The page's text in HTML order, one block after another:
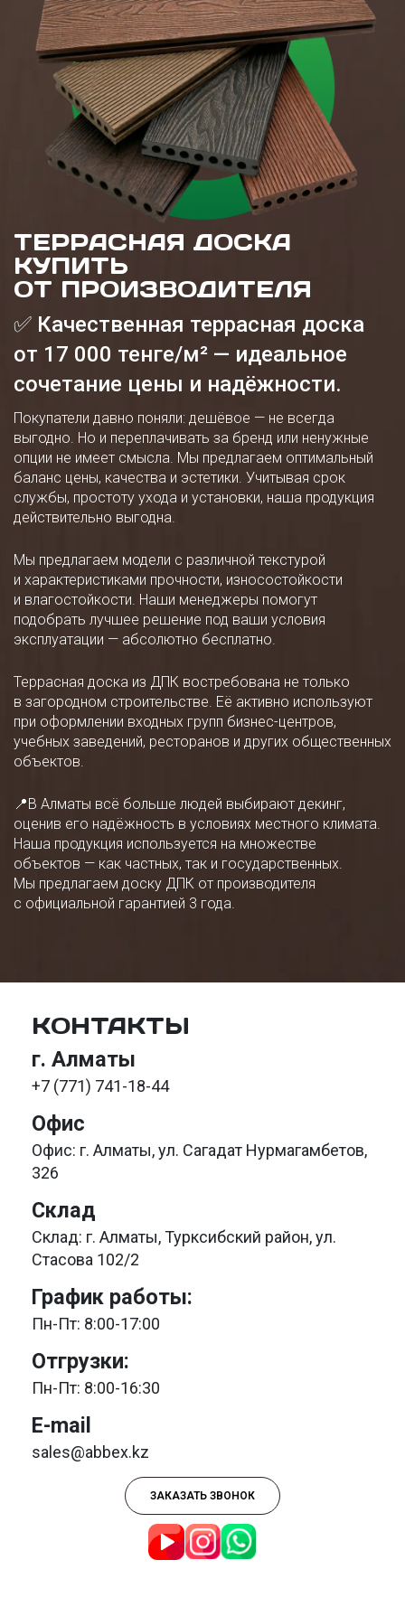
ТЕРРАСНАЯ ДОСКА
КУПИТЬ
ОТ ПРОИЗВОДИТЕЛЯ
✅ Качественная террасная доска
от 17 000 тенге/м² — идеальное
сочетание цены и надёжности.
Покупатели давно поняли: дешёвое — не всегда
выгодно. Но и переплачивать за бренд или ненужные
опции не имеет смысла. Мы предлагаем оптимальный
баланс цены, качества и эстетики. Учитывая срок
службы, простоту ухода и установки, наша продукция
действительно выгодна.
Мы предлагаем модели с различной текстурой
и характеристиками прочности, износостойкости
и влагостойкости. Наши менеджеры помогут
подобрать лучшее решение под ваши условия
эксплуатации — абсолютно бесплатно.
Террасная доска из ДПК востребована не только
в загородном строительстве. Её активно используют
при оформлении входных групп бизнес-центров,
учебных заведений, ресторанов и других общественных
объектов.
📍В Алматы всё больше людей выбирают декинг,
оценив его надёжность в условиях местного климата.
Наша продукция используется на множестве
объектов — как частных, так и государственных.
Мы предлагаем доску ДПК от производителя
с официальной гарантией 3 года.
КОНТАКТЫ
г. Алматы
+7 (771) 741-18-44
Офис
Офис: г. Алматы, ул. Сагадат Нурмагамбетов,
326
Склад
Склад: г. Алматы, Турксибский район, ул.
Стасова 102/2
График работы:
Пн-Пт: 8:00-17:00
Отгрузки:
Пн-Пт: 8:00-16:30
E-mail
sales@abbex.kz
ЗАКАЗАТЬ ЗВОНОК